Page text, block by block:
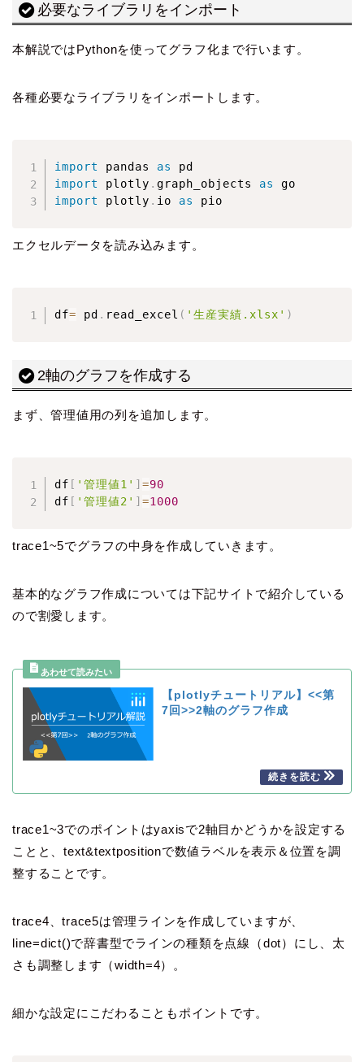
必要なライブラリをインポート
本解説ではPythonを使ってグラフ化まで行います。
各種必要なライブラリをインポートします。
import pandas as
import
plotly . graph_objects as
import
plotly . io as pio
エクセルデータを読み込みます。
df= pd . read_excel ( '生産実績.xlsx' )
2軸のグラフを作成する
まず、管理値用の列を追加します。
df [ '管理値1' ] =90
df [ '管理値2' ] =1000
trace1~5でグラフの中身を作成していきます。
基本的なグラフ作成については下記サイトで紹介している
ので割愛します。
【plotlyチュートリアル】<<第
7回>>2軸のグラフ作成
trace1~3でのポイントはyaxisで2軸目かどうかを設定する
ことと、text&textpositionで数値ラベルを表示＆位置を調
整することです。
trace4、trace5は管理ラインを作成していますが、
line=dict()で辞書型でラインの種類を点線（dot）にし、太
さも調整します（width=4）。
細かな設定にこだわることもポイントです。